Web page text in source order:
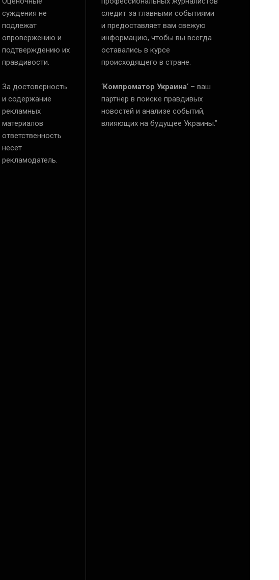
суждения не
подлежат
опровержению и
подтверждению их
правдивости.
За достоверность
и содержание
рекламных
материалов
ответственность
несет
рекламодатель.
следит за главными событиями
и предоставляет вам свежую
информацию, чтобы вы всегда
оставались в курсе
происходящего в стране.
‘Компроматор Украина‘ – ваш
партнер в поиске правдивых
новостей и анализе событий,
влияющих на будущее Украины.”